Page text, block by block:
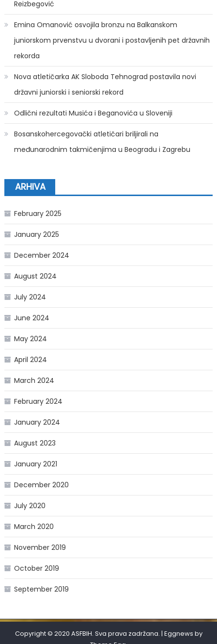
Reizbegović
Emina Omanović osvojila bronzu na Balkanskom
juniorskom prvenstvu u dvorani i postavljenih pet državnih
rekorda
Nova atletičarka AK Sloboda Tehnograd postavila novi
državni juniorski i seniorski rekord
Odlični rezultati Musića i Beganovića u Sloveniji
Bosanskohercegovački atletičari briljirali na
međunarodnim takmičenjima u Beogradu i Zagrebu
ARHIVA
February 2025
January 2025
December 2024
August 2024
July 2024
June 2024
May 2024
April 2024
March 2024
February 2024
January 2024
August 2023
January 2021
December 2020
July 2020
March 2020
November 2019
October 2019
September 2019
Copyright © 2020 ASFBIH. Sva prava zadržana. | Eggnews by